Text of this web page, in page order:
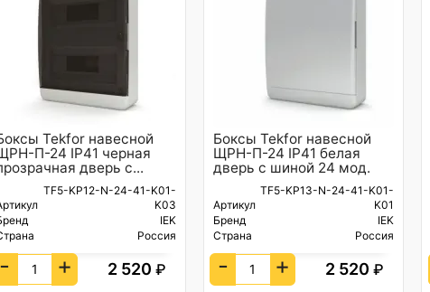
Tekfor навесной
П-24 IP41 черная
дверь с...
TF5-KP12-N-24-41-K01-
K03
IEK
Россия
- + 2 520 ₽
Боксы Tekfor навесной
ЩРН-П-24 IP41 белая
дверь с шиной 24 мод.
Артикул
TF5-KP13-N-24-41-K01-
K01
Бренд
IEK
Страна
Россия
- + 2 520 ₽